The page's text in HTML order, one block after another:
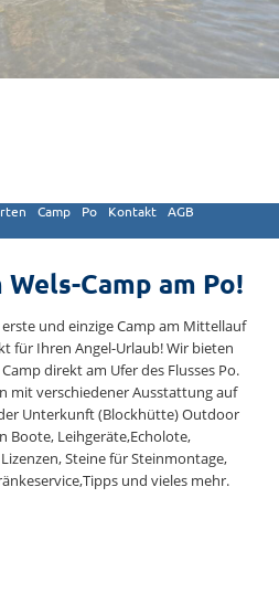
Camp Po Kontakt
AGB
Camp am Po!
erste und einzige Camp am Mittellauf
für Ihren Angel-Urlaub! Wir bieten
direkt am Ufer des Flusses Po.
mit verschiedener Ausstattung auf
Unterkunft (Blockhütte) Outdoor
Boote, Leihgeräte,Echolote,
Steine für Steinmontage,
und vieles mehr.